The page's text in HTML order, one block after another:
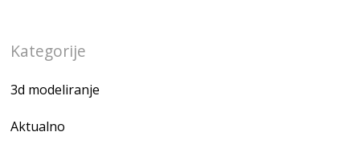
Kategorije
3d modeliranje
Aktualno